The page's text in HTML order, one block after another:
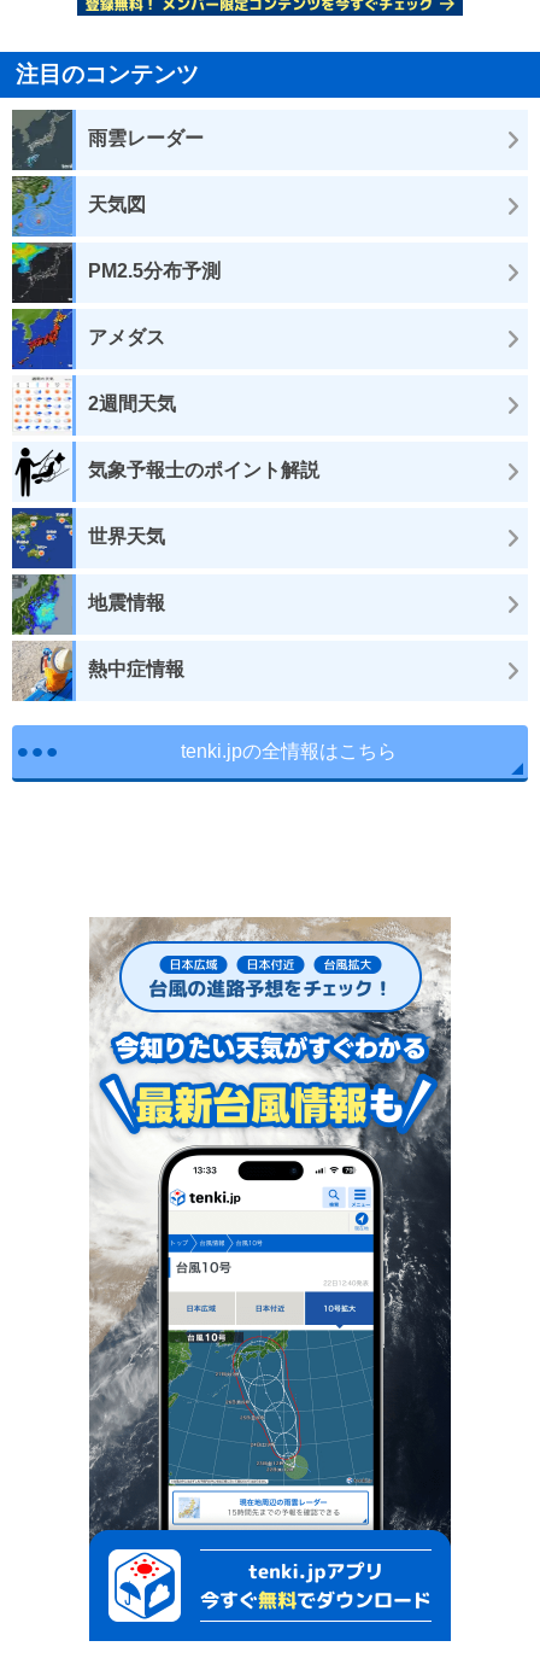
注目のコンテンツ
雨雲レーダー
天気図
PM2.5分布予測
アメダス
2週間天気
気象予報士のポイント解説
世界天気
地震情報
熱中症情報
tenki.jpの全情報はこちら